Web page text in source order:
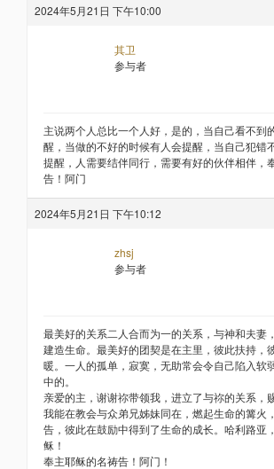
2024年5月21日 下午10:00
其卫
参与者
主说两个人总比一个人好，是的，当自己看不到
醒，当做的不好的时候有人会提醒，当自己犯错
提醒，人需要结伴同行，需要有好的伙伴相伴，
告！阿门
2024年5月21日 下午10:12
zhsj
参与者
最美好的关系二人合而为一的关系，与神和夫妻
建造生命。最美好的团契是在主里，彼此扶持，
暖。一人的孤单，寂寞，无助常会令自己陷入软
中的。
亲爱的主，谢谢祢带领我，进立了与祢的关系，
我能在教会与众弟兄姊妹同在，燃起生命的篝火
告，彼此在鼓励中得到了生命的成长。哈利路亚
稣！
奉主耶稣的名祷告！阿门！